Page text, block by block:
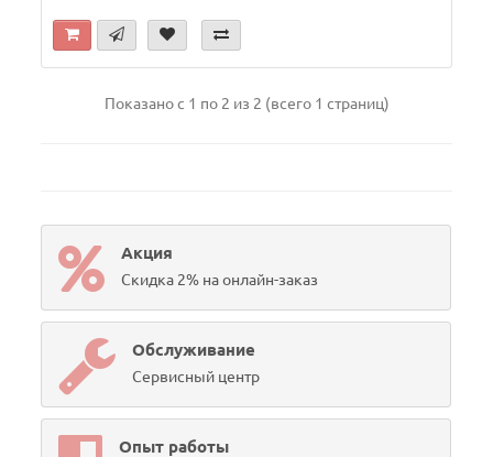
Показано с 1 по 2 из 2 (всего 1 страниц)
Акция
Скидка 2% на онлайн-заказ
Обслуживание
Сервисный центр
Опыт работы